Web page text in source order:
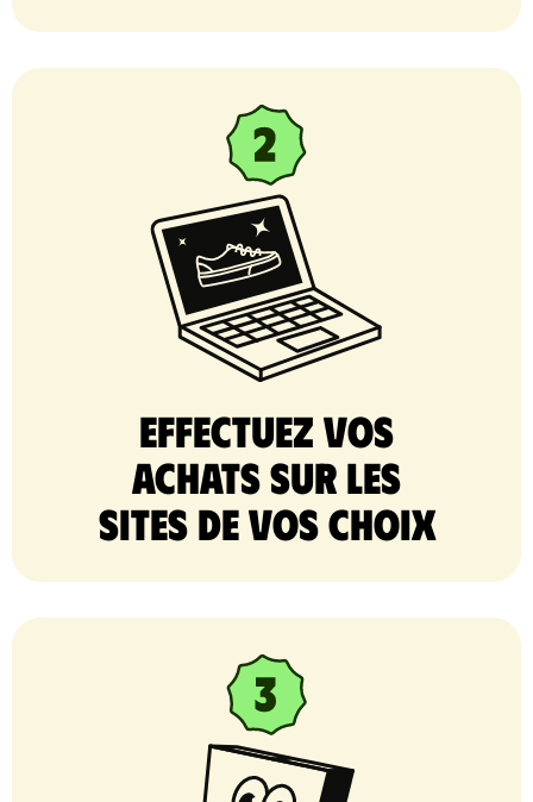
Effectuez vos
achats sur les
sites de vos choix